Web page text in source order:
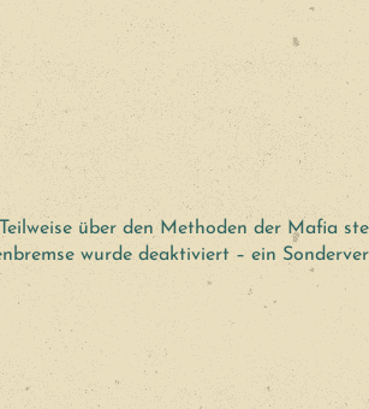
über den Methoden der Mafia
wurde deaktiviert – ein